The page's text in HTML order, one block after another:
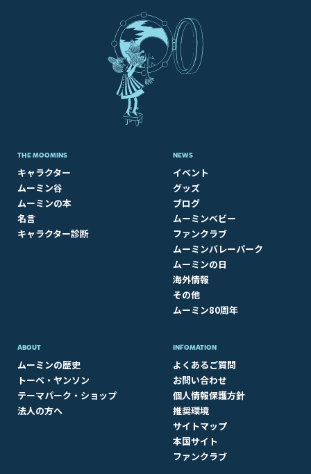
THE MOOMINS
キャラクター
ムーミン谷
ムーミンの本
名言
キャラクター診断
NEWS
イベント
グッズ
ブログ
ムーミンベビー
ファンクラブ
ムーミンバレーパーク
ムーミンの日
海外情報
その他
ムーミン80周年
ABOUT​
ムーミンの歴史
トーベ・ヤンソン
テーマパーク・ショップ
法人の方へ
INFOMATION
よくあるご質問
お問い合わせ
個人情報保護方針
推奨環境
サイトマップ
本国サイト
ファンクラブ